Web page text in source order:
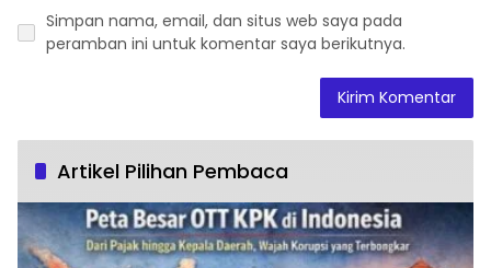
Simpan nama, email, dan situs web saya pada
peramban ini untuk komentar saya berikutnya.
Artikel Pilihan Pembaca